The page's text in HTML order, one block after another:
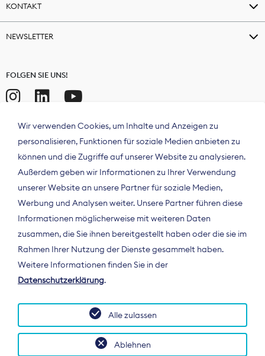
KONTAKT
NEWSLETTER
FOLGEN SIE UNS!
Der Bundesverband Digitalpublisher und
Zeitungsverleger (BDZV) vertritt als
Spitzenorganisation die Interessen der
Deutschland und auf EU-Ebene.
Wir verwenden Cookies, um Inhalte und Anzeigen zu
personalisieren, Funktionen für soziale Medien anbieten zu
können und die Zugriffe auf unserer Website zu analysieren.
Außerdem geben wir Informationen zu Ihrer Verwendung
unserer Website an unsere Partner für soziale Medien,
Werbung und Analysen weiter. Unsere Partner führen diese
Informationen möglicherweise mit weiteren Daten
zusammen, die Sie ihnen bereitgestellt haben oder die sie im
Rahmen Ihrer Nutzung der Dienste gesammelt haben.
Weitere Informationen finden Sie in der
Datenschutzerklärung.
Ablehnen
Alle zulassen